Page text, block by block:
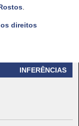
INFERÊNCIAS
.
direitos